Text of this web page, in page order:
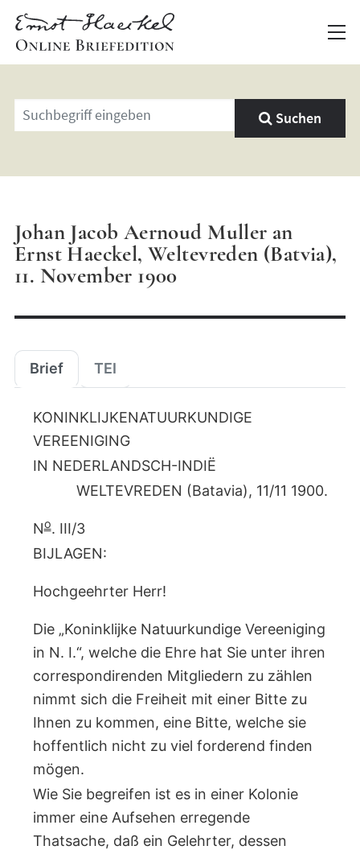
Geben
Sie
Suchbegriff
Suchen
Johan Jacob Aernoud Muller an
Ernst Haeckel, Weltevreden (Batvia),
11. November 1900
Brief TEI
KONINKLIJKENATUURKUNDIGE
VEREENIGING
IN NEDERLANDSCH-INDIË
WELTEVREDEN (Batavia), 11/11 1900.
No. III/3
BIJLAGEN:
Hochgeehrter Herr!
Die „Koninklijke Natuurkundige Vereeniging
in N. I.“, welche die Ehre hat Sie unter ihren
correspondirenden Mitgliedern zu zählen
nimmt sich die Freiheit mit einer Bitte zu
Ihnen zu kommen, eine Bitte, welche sie
hoffentlich nicht zu viel forderend finden
mögen.
Wie Sie begreifen ist es in einer Kolonie
immer eine Aufsehen erregende
Thatsache, daß ein Gelehrter, dessen